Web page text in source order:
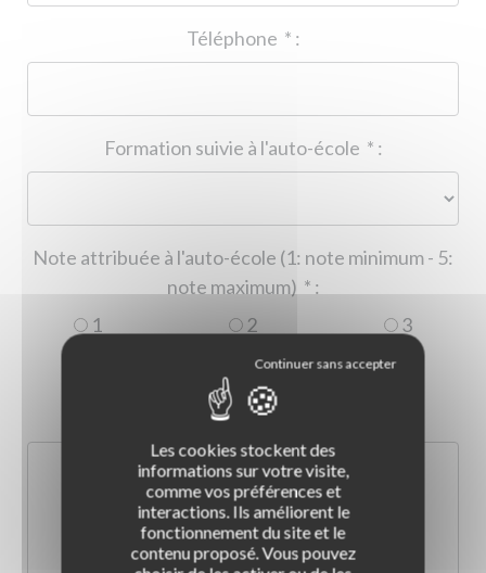
* :
* :
Note attribuée à l'auto-école (1: note minimum - 5:
* :
1
2
3
5
Les cookies stockent des
informations sur votre visite,
comme vos préférences et
interactions. Ils améliorent le
fonctionnement du site et le
contenu proposé. Vous pouvez